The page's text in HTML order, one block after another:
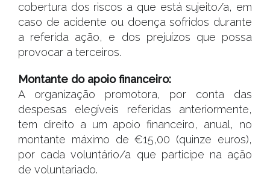
cobertura dos riscos a que está sujeito/a, em
caso de acidente ou doença sofridos durante
a referida ação, e dos prejuízos que possa
provocar a terceiros.
Montante do apoio financeiro:
A organização promotora, por conta das
despesas elegíveis referidas anteriormente,
tem direito a um apoio financeiro, anual, no
montante máximo de €15,00 (quinze euros),
por cada voluntário/a que participe na ação
de voluntariado.